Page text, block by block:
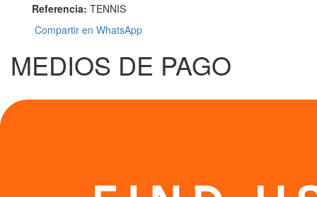
Referencia: TENNIS
Compartir en WhatsApp
MEDIOS DE PAGO